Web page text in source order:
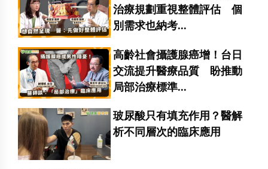
治療規劃重視整體評估 個
別需求也納考...
高齡社會攝護腺癌增！台日
交流提升醫療品質 盼推動
局部治療標準...
玻尿酸只有填充作用？醫解
析不同層次的臨床應用